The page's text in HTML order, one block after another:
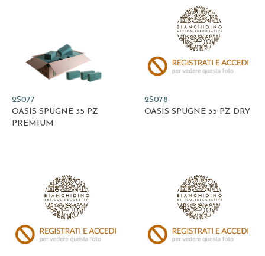
2S077
OASIS SPUGNE 35 PZ
PREMIUM
2S078
OASIS SPUGNE 35 PZ DRY